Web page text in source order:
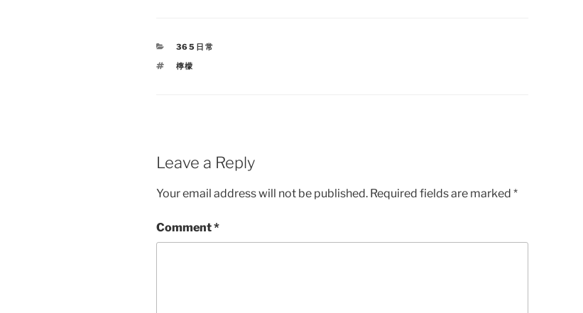
CATEGORIES
365日常
TAGS
檸檬
Leave a Reply
Your email address will not be published. Required fields are marked *
Comment*